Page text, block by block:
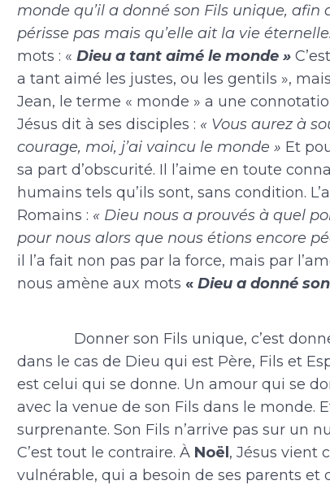
monde qu’il a donné son Fils unique,
périsse pas mais qu’elle ait la vie
mots : « Dieu a tant aimé le monde »
a tant aimé les justes, ou les gentils »,
Jean, le terme « monde » a une
Jésus dit à ses disciples : « Vous aurez à
courage, moi, j’ai vaincu le monde » Et
sa part d’obscurité. Il l’aime en toute
humains tels qu’ils sont, sans condition.
Romains : « Dieu nous a prouvés à quel
pour nous alors que nous étions encore
il l’a fait non pas par la force, mais par
nous amène aux mots « Dieu a donné
Donner son Fils unique, c’est donner
dans le cas de Dieu qui est Père, Fils et
est celui qui se donne. Un amour qui se
avec la venue de son Fils dans le monde.
surprenante. Son Fils n’arrive pas sur un
C’est tout le contraire. À Noël , Jésus vient
vulnérable, qui a besoin de ses parents